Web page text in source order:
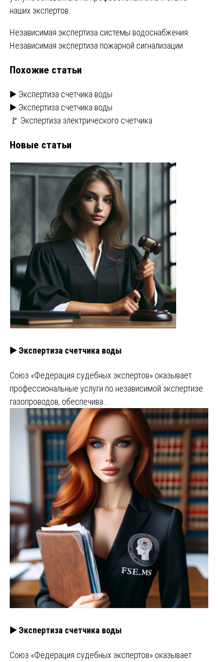
наших экспертов.
Навигация
записям
Независимая экспертиза системы водоснабжения
Независимая экспертиза пожарной сигнализации
Похожие статьи
▶️ Экспертиза счетчика воды
▶️ Экспертиза счетчика воды
🚩 Экспертиза электрического счетчика
Новые статьи
▶️ Экспертиза счетчика воды
Союз «Федерация судебных экспертов» оказывает
профессиональные услуги по независимой экспертизе
газопроводов, обеспечива…
▶️ Экспертиза счетчика воды
Союз «Федерация судебных экспертов» оказывает